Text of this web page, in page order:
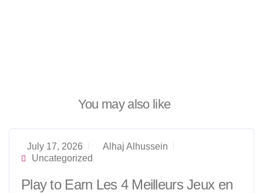
You may also like
July 17, 2026
Alhaj Alhussein
Uncategorized
Play to Earn Les 4 Meilleurs Jeux en